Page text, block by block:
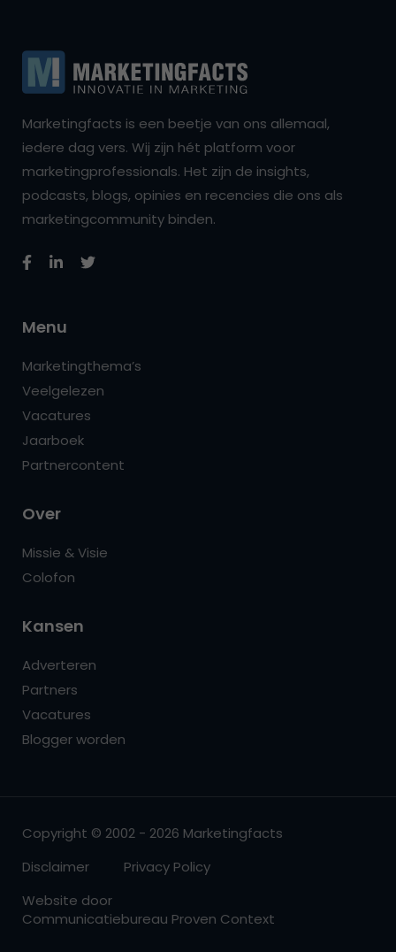
Marketingfacts is een beetje van ons allemaal,
iedere dag vers. Wij zijn hét platform voor
marketingprofessionals. Het zijn de insights,
podcasts, blogs, opinies en recencies die ons als
marketingcommunity binden.
Menu
Marketingthema’s
Veelgelezen
Vacatures
Jaarboek
Partnercontent
Over
Missie & Visie
Colofon
Kansen
Adverteren
Partners
Vacatures
Blogger worden
Copyright © 2002 - 2026 Marketingfacts
Disclaimer
Privacy Policy
Website door
Communicatiebureau Proven Context